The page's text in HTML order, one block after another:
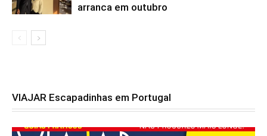
arranca em outubro
VIAJAR Escapadinhas em Portugal